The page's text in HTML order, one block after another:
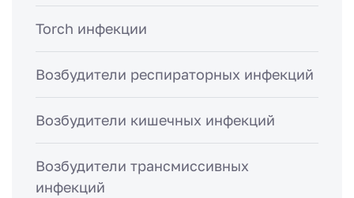
Torch инфекции
Возбудители респираторных инфекций
Возбудители кишечных инфекций
Возбудители трансмиссивных
инфекций